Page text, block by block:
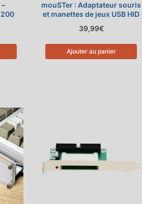
mouSTer : Adaptateur souris
et manettes de jeux USB HID
39,99€
Ajouter au panier